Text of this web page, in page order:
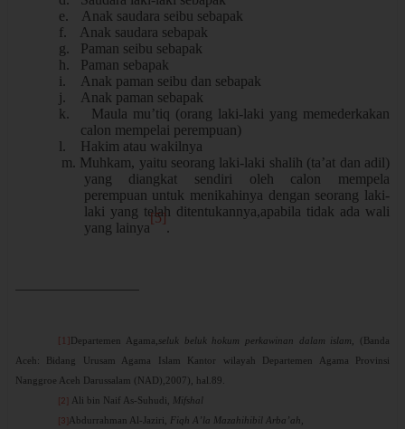
e.
Anak saudara seibu sebapak
f.
Anak saudara sebapak
g.
Paman seibu sebapak
h.
Paman sebapak
i.
Anak paman seibu dan sebapak
j.
Anak paman sebapak
k.
Maula mu’tiq (orang laki-laki yang memederkakan
calon mempelai perempuan)
l.
Hakim atau wakilnya
m. Muhkam, yaitu seorang laki-laki shalih (ta’at dan adil)
yang diangkat sendiri oleh calon mempela
perempuan untuk menikahinya dengan seorang laki-
laki yang telah ditentukannya,apabila tidak ada wali
yang lainya
[5]
.
[1] Departemen Agama, seluk beluk hokum perkawinan dalam islam,
(Banda
Aceh: Bidang Urusam Agama Islam Kantor wilayah Departemen Agama Provinsi
Nanggroe Aceh Darussalam (NAD),2007), hal.89.
[2] Ali bin Naif As-Suhudi, Mifshal
[3] Abdurrahman Al-Jaziri, Fiqh A’la Mazahihibil Arba’ah,